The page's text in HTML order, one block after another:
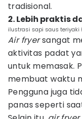
tradisional.
2. Lebih praktis
ilustrasi sapi saus teriyaki
Air fryersangat
aktivitas padat
untuk memasak.
membuat waktu
Pengguna juga
panas seperti